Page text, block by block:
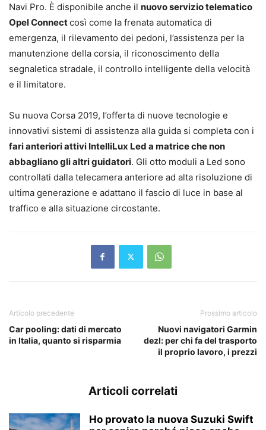
Navi Pro. È disponibile anche il nuovo servizio telematico
Opel Connectcosì come la frenata automatica di
emergenza, il rilevamento dei pedoni, l’assistenza per la
manutenzione della corsia, il riconoscimento della
segnaletica stradale, il controllo intelligente della velocità
e il limitatore.
Su nuova Corsa 2019, l’offerta di nuove tecnologie e
innovativi sistemi di assistenza alla guida si completa con i
fari anteriori attivi IntelliLux Led a matrice che non
abbagliano gli altri guidatori. Gli otto moduli a Led sono
controllati dalla telecamera anteriore ad alta risoluzione di
ultima generazione e adattano il fascio di luce in base al
traffico e alla situazione circostante.
Articolo precedente
Car pooling: dati di mercato
in Italia, quanto si risparmia
Prossimo articolo
Nuovi navigatori Garmin
dezl: per chi fa del trasporto
il proprio lavoro, i prezzi
Articoli correlati
Ho provato la nuova Suzuki Swift